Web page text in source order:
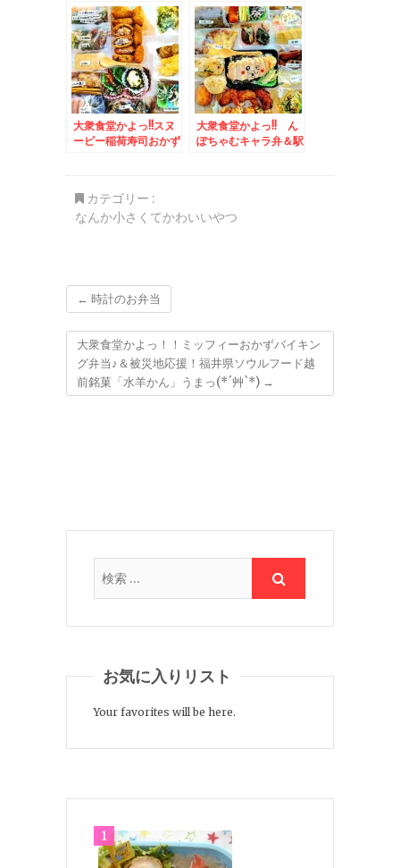
いえば「トニーズピ
ザ」の「フレッシュト
マトピザ」(*´艸`*)
庵」さんの「辛子明太
のり弁当」＆「なめこ
そば温」ネギ食べ放題
がありがたい～
大衆食堂かよっ!!スヌ
ーピー稲荷寿司おかず
パ最強絶品廻らないお
寿司(*´艸`*) 今回数
大衆食堂かよっ!! ん
ぽちゃむキャラ弁＆駅
～♪
カテゴリー :
なんか小さくてかわいいやつ
← 時計のお弁当
大衆食堂かよっ！！ミッフィーおかずバイキン
グ弁当♪＆被災地応援！福井県ソウルフード越
前銘菓「水羊かん」うまっ(*´艸`*) →
お気に入りリスト
Your favorites will be here.